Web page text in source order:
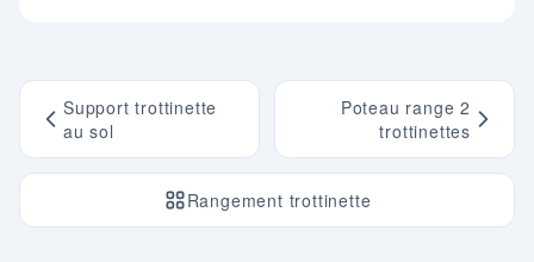
Support trottinette
au sol
Rangement trottinette
Poteau range 2
trottinettes